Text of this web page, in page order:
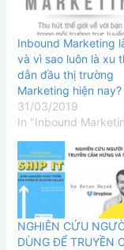
Inbound Marketing
và vì sao luôn là xu
dẫn đầu thị trường
Marketing hiện nay?
31/03/2019
In "Inbound
NGHIÊN CỨU
DÙNG ĐỂ TRUYỀN